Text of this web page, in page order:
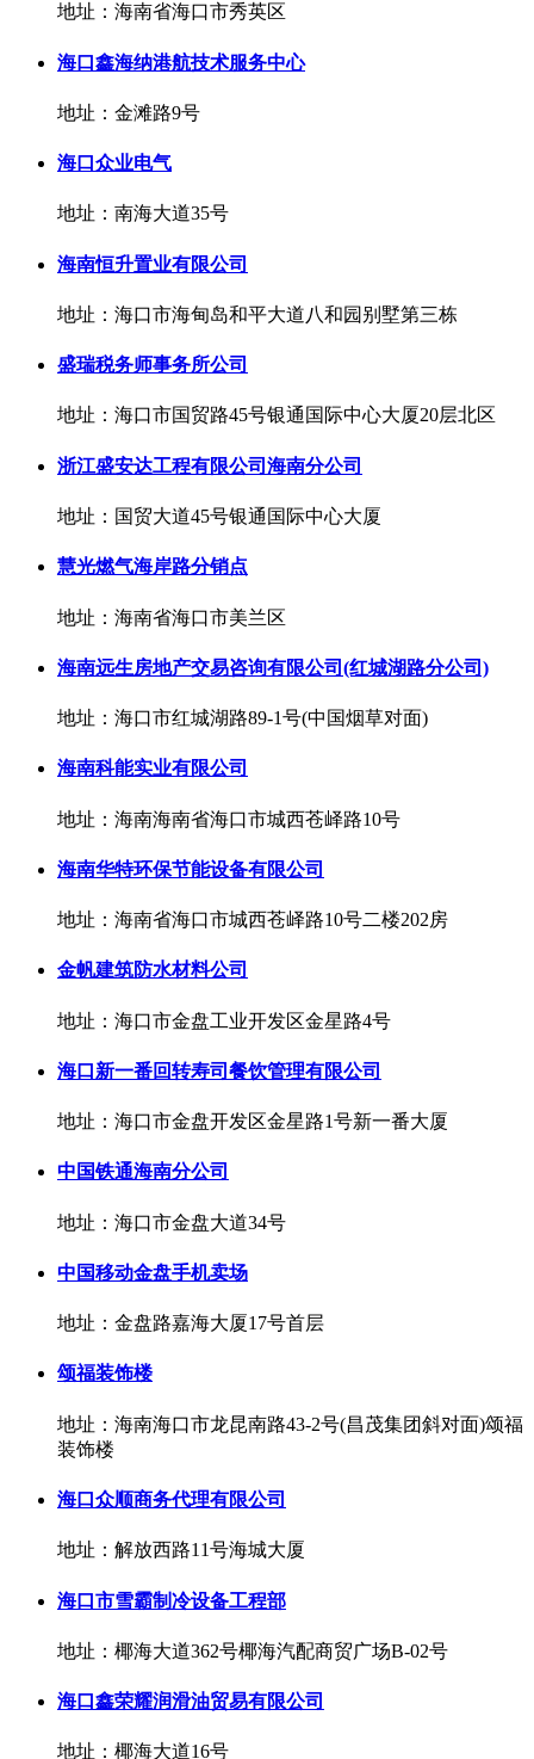
地址：海南省海口市秀英区
海口鑫海纳港航技术服务中心
地址：金滩路9号
海口众业电气
地址：南海大道35号
海南恒升置业有限公司
地址：海口市海甸岛和平大道八和园别墅第三栋
盛瑞税务师事务所公司
地址：海口市国贸路45号银通国际中心大厦20层北区
浙江盛安达工程有限公司海南分公司
地址：国贸大道45号银通国际中心大厦
慧光燃气海岸路分销点
地址：海南省海口市美兰区
海南远生房地产交易咨询有限公司(红城湖路分公司)
地址：海口市红城湖路89-1号(中国烟草对面)
海南科能实业有限公司
地址：海南海南省海口市城西苍峄路10号
海南华特环保节能设备有限公司
地址：海南省海口市城西苍峄路10号二楼202房
金帆建筑防水材料公司
地址：海口市金盘工业开发区金星路4号
海口新一番回转寿司餐饮管理有限公司
地址：海口市金盘开发区金星路1号新一番大厦
中国铁通海南分公司
地址：海口市金盘大道34号
中国移动金盘手机卖场
地址：金盘路嘉海大厦17号首层
颂福装饰楼
地址：海南海口市龙昆南路43-2号(昌茂集团斜对面)颂福
装饰楼
海口众顺商务代理有限公司
地址：解放西路11号海城大厦
海口市雪霸制冷设备工程部
地址：椰海大道362号椰海汽配商贸广场B-02号
海口鑫荣耀润滑油贸易有限公司
地址：椰海大道16号